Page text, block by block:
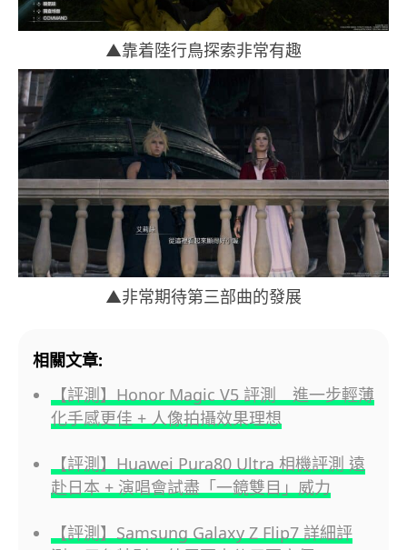
▲靠着陸行鳥探索非常有趣
▲非常期待第三部曲的發展
相關文章:
【評測】Honor Magic V5 評測 進一步輕薄
化手感更佳 + 人像拍攝效果理想
【評測】Huawei Pura80 Ultra 相機評測 遠
赴日本 + 演唱會試盡「一鏡雙目」威力
【評測】Samsung Galaxy Z Flip7 詳細評